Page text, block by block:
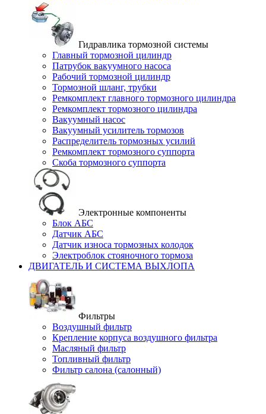
Гидравлика тормозной системы
Главный тормозной цилиндр
Патрубок вакуумного насоса
Рабочий тормозной цилиндр
Тормозной шланг, трубки
Ремкомплект главного тормозного цилиндра
Ремкомплект тормозного цилиндра
Вакуумный насос
Вакуумный усилитель тормозов
Распределитель тормозных усилий
Ремкомплект тормозного суппорта
Скоба тормозного суппорта
Электронные компоненты
Блок АБС
Датчик АБС
Датчик износа тормозных колодок
Электроблок стояночного тормоза
ДВИГАТЕЛЬ И СИСТЕМА ВЫХЛОПА
Фильтры
Воздушный фильтр
Крепление корпуса воздушного фильтра
Масляный фильтр
Топливный фильтр
Фильтр салона (салонный)